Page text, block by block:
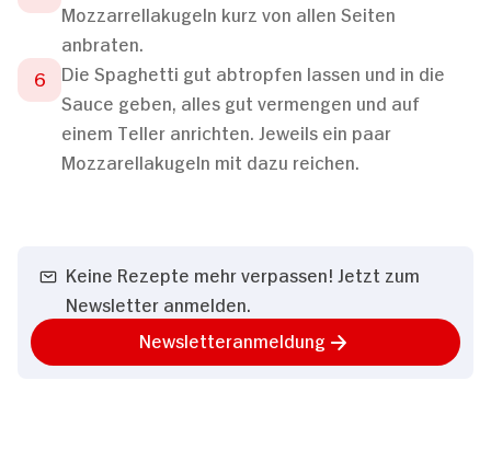
Mozzarrellakugeln kurz von allen Seiten
anbraten.
Die Spaghetti gut abtropfen lassen und in die
Sauce geben, alles gut vermengen und auf
einem Teller anrichten. Jeweils ein paar
Mozzarellakugeln mit dazu reichen.
Keine Rezepte mehr verpassen! Jetzt zum
Newsletter anmelden.
Newsletteranmeldung